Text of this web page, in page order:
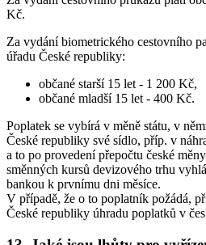
Kč.
Za vydání biometrického cestovního
úřadu České republiky:
občané starší 15 let - 1 200 Kč,
občané mladší 15 let - 400 Kč.
Poplatek se vybírá v měně státu, v
České republiky své sídlo, příp. v
a to po provedení přepočtu české
směnných kursů devizového trhu
bankou k prvnímu dni měsíce.
V případě, že o to poplatník požádá,
České republiky úhradu poplatků v